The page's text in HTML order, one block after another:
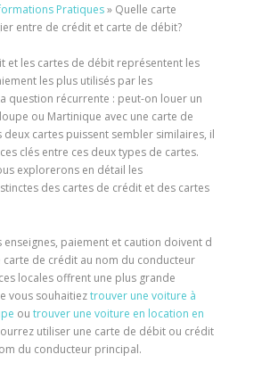
Pratiques» Quelle carte
entre de crédit et carte de débit?
et les cartes de débit représentent les
les plus utilisés par les
question récurrente : peut-on louer un
ou Martinique avec une carte de
deux cartes puissent sembler similaires, il
clés entre ces deux types de cartes.
explorerons en détail les
des cartes de crédit et des cartes
enseignes, paiement et caution doivent d
carte de crédit au nom du conducteur
locales offrent une plus grande
vous souhaitieztrouver une voiture à
ou trouver une voiture en location en
utiliser une carte de débit ou crédit
du conducteur principal.